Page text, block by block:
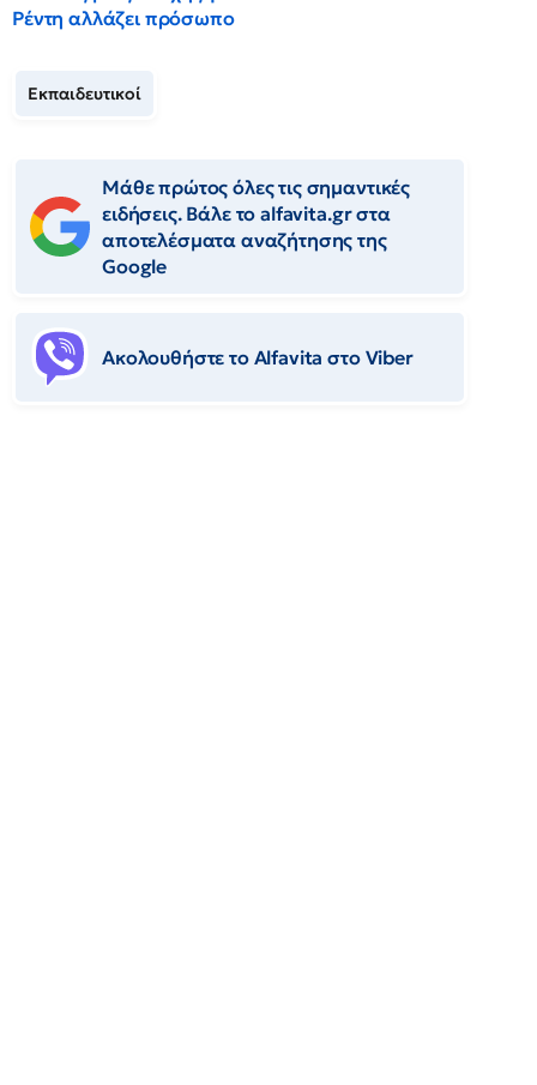
Ρέντη αλλάζει πρόσωπο
Εκπαιδευτικοί
Μάθε πρώτος όλες τις σημαντικές
ειδήσεις. Βάλε το alfavita.gr στα
αποτελέσματα αναζήτησης της
Google
Ακολουθήστε το Αlfavita στο Viber